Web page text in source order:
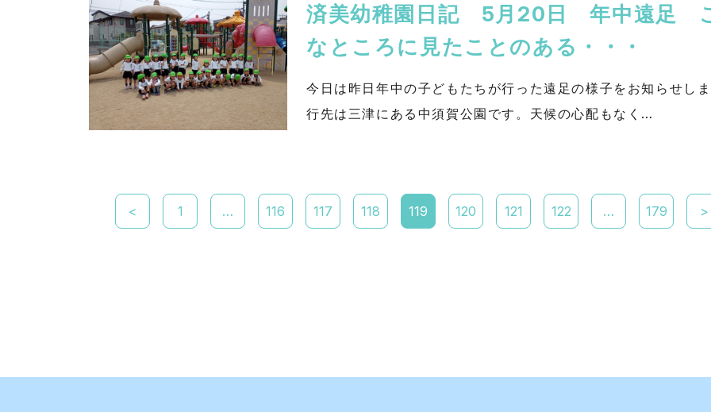
済美幼稚園日記 5月20日 年中遠足
なところに見たことのある・・・
今日は昨日年中の子どもたちが行った遠足の様子をお知らせしま
行先は三津にある中須賀公園です。天候の心配もなく…
< 1 … 116 117 118 119 120 121 122 … 179 >